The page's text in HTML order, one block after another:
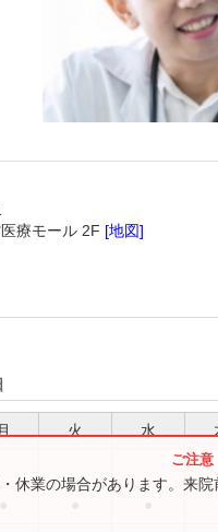
療モール 2F [地図]
月 火 水
休業の場合があります。来